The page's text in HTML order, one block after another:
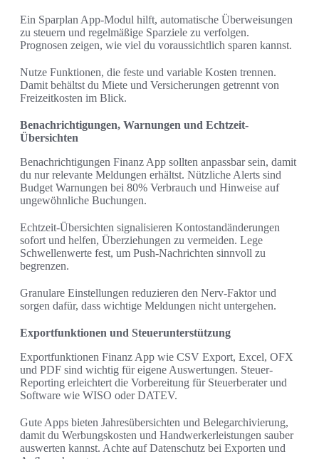
Ein Sparplan App-Modul hilft, automatische Überweisungen
zu steuern und regelmäßige Sparziele zu verfolgen.
Prognosen zeigen, wie viel du voraussichtlich sparen kannst.
Nutze Funktionen, die feste und variable Kosten trennen.
Damit behältst du Miete und Versicherungen getrennt von
Freizeitkosten im Blick.
Benachrichtigungen, Warnungen und Echtzeit-
Übersichten
Benachrichtigungen Finanz App sollten anpassbar sein, damit
du nur relevante Meldungen erhältst. Nützliche Alerts sind
Budget Warnungen bei 80% Verbrauch und Hinweise auf
ungewöhnliche Buchungen.
Echtzeit-Übersichten signalisieren Kontostandänderungen
sofort und helfen, Überziehungen zu vermeiden. Lege
Schwellenwerte fest, um Push-Nachrichten sinnvoll zu
begrenzen.
Granulare Einstellungen reduzieren den Nerv-Faktor und
sorgen dafür, dass wichtige Meldungen nicht untergehen.
Exportfunktionen und Steuerunterstützung
Exportfunktionen Finanz App wie CSV Export, Excel, OFX
und PDF sind wichtig für eigene Auswertungen. Steuer-
Reporting erleichtert die Vorbereitung für Steuerberater und
Software wie WISO oder DATEV.
Gute Apps bieten Jahresübersichten und Belegarchivierung,
damit du Werbungskosten und Handwerkerleistungen sauber
auswerten kannst. Achte auf Datenschutz bei Exporten und